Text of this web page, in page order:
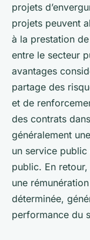
projets
projets peuvent
à la prestation
entre le secteur
avantages
partage des
et de
des contrats
généralement
un service public
public. En retour,
une
déterminée,
performance du